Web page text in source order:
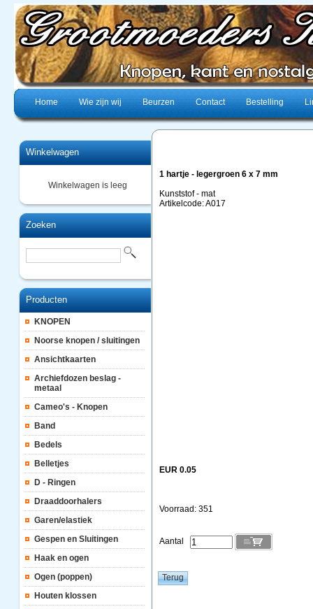
Home Wie zijn wij Beurzen Contact Bestelling
Winkelwagen
Winkelwagen is leeg
Zoeken
Producten
KNOPEN
Noorse knopen / sluitingen
Ansichtkaarten
Archiefdozen beslag -
metaal
Cameo's - Knopen
Band
Bedels
Belletjes
D - Ringen
Draaddoorhalers
Garen/elastiek
Gespen en Sluitingen
Haak en ogen
Ogen (poppen)
Houten klossen
1 hartje - legergroen 6 x 7 mm
Kunststof - mat
Artikelcode: A017
EUR 0.05
Voorraad: 351
Aantal